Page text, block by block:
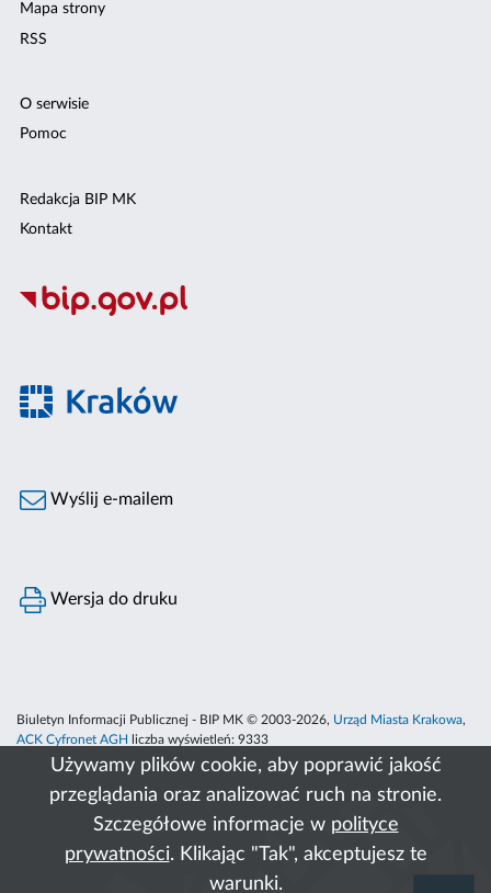
Używamy plików cookie, aby poprawić jakość
przeglądania oraz analizować ruch na stronie.
Szczegółowe informacje w polityce
prywatności. Klikając "Tak", akceptujesz te
warunki.
Mapa strony
RSS
O serwisie
Pomoc
Redakcja BIP MK
Kontakt
Wyślij e-mailem
Wersja do druku
Biuletyn Informacji Publicznej - BIP MK © 2003-2026, Urząd Miasta Krakowa,
ACK Cyfronet AGH
liczba wyświetleń: 9333